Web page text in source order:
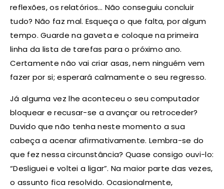
reflexões, os relatórios… Não conseguiu concluir
tudo? Não faz mal. Esqueça o que falta, por algum
tempo. Guarde na gaveta e coloque na primeira
linha da lista de tarefas para o próximo ano.
Certamente não vai criar asas, nem ninguém vem
fazer por si; esperará calmamente o seu regresso.
Já alguma vez lhe aconteceu o seu computador
bloquear e recusar-se a avançar ou retroceder?
Duvido que não tenha neste momento a sua
cabeça a acenar afirmativamente. Lembra-se do
que fez nessa circunstância? Quase consigo ouvi-lo:
“Desliguei e voltei a ligar”. Na maior parte das vezes,
o assunto fica resolvido. Ocasionalmente,